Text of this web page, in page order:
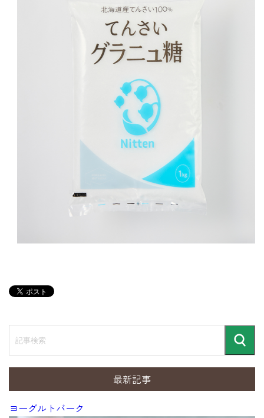
記
事
検
索
最新記事
ヨーグルトバーク